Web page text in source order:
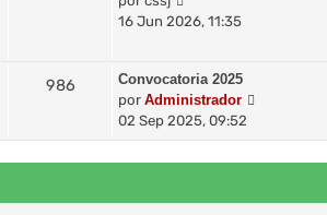
e
l
t
i
m
o
e
16 Jun 2026, 11:35
986
Convocatoria 2025
por Administrador
r
ú
t
02 Sep 2025, 09:52